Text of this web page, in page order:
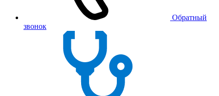
Обратный
звонок